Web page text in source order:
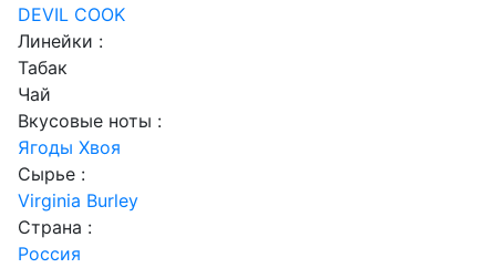
DEVIL COOK
Линейки :
Табак
Чай
Вкусовые ноты :
Ягоды Хвоя
Сырье :
Virginia Burley
Страна :
Россия